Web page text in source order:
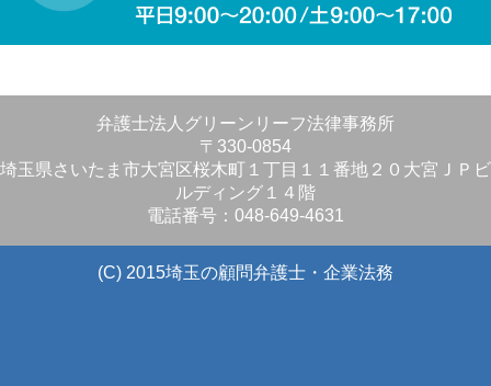
弁護士法人グリーンリーフ法律事務所
〒330-0854
埼玉県さいたま市大宮区桜木町１丁目１１番地２０大宮ＪＰビ
ルディング１４階
電話番号：048-649-4631
(C) 2015埼玉の顧問弁護士・企業法務